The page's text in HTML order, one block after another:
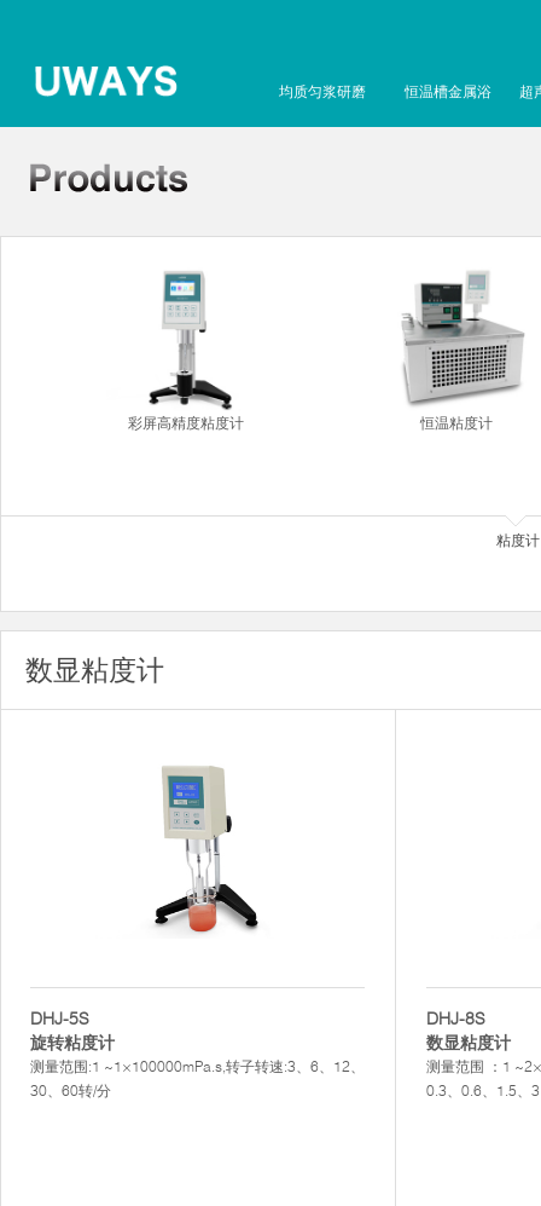
均质匀浆研磨 恒温槽金属浴 超
彩屏高精度粘度计 恒温粘度计
粘度计
数显粘度计
DHJ-5S
旋转粘度计
测量范围:1 ~1×100000mPa.s,转子转速:3、6、12、
30、60转/分
DHJ-8S
数显粘度计
测量范围 ：1
0.3、0.6、1.5、